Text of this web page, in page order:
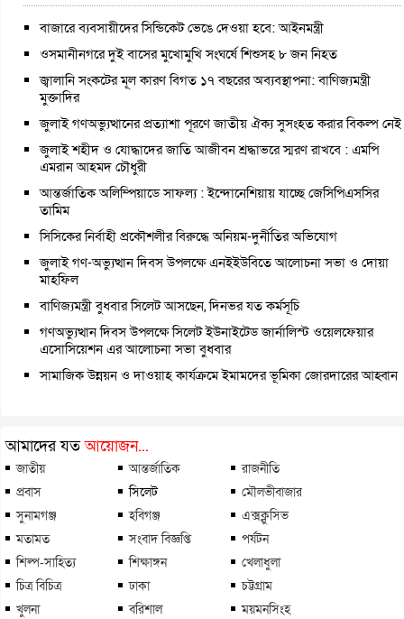
বাজারে ব্যবসায়ীদের সিন্ডিকেট ভেঙে দেওয়া হবে: আইনমন্ত্রী
ওসমানীনগরে দুই বাসের মুখোমুখি সংঘর্ষে শিশুসহ ৮ জন নিহত
জ্বালানি সংকটের মূল কারণ বিগত ১৭ বছরের অব্যবস্থাপনা: বাণিজ্যমন্ত্রী
মুক্তাদির
জুলাই গণঅভ্যুত্থানের প্রত্যাশা পূরণে জাতীয় ঐক্য সুসংহত করার বিকল্প নেই
জুলাই শহীদ ও যোদ্ধাদের জাতি আজীবন শ্রদ্ধাভরে স্মরণ রাখবে : এমপি
এমরান আহমদ চৌধুরী
আন্তর্জাতিক অলিম্পিয়াডে সাফল্য : ইন্দোনেশিয়ায় যাচ্ছে জেসিপিএসসির
তামিম
সিসিকের নির্বাহী প্রকৌশলীর বিরুদ্ধে অনিয়ম-দুর্নীতির অভিযোগ
জুলাই গণ-অভ্যুত্থান দিবস উপলক্ষে এনইইউবিতে আলোচনা সভা ও দোয়া
মাহফিল
বাণিজ্যমন্ত্রী বুধবার সিলেট আসছেন, দিনভর যত কর্মসূচি
গণঅভ্যুত্থান দিবস উপলক্ষে সিলেট ইউনাইটেড জার্নালিস্ট ওয়েলফেয়ার
এসোসিয়েশন এর আলোচনা সভা বুধবার
সামাজিক উন্নয়ন ও দাওয়াহ কার্যক্রমে ইমামদের ভূমিকা জোরদারের আহ্বান
আমাদের যতআয়োজন...
জাতীয় আন্তর্জাতিক
রাজনীতি
প্রবাস
সিলেট
মৌলভীবাজার
সুনামগঞ্জ
হবিগঞ্জ
এক্সক্লুসিভ
মতামত
সংবাদ বিজ্ঞপ্তি
পর্যটন
শিল্প-সাহিত্য
শিক্ষাঙ্গন
খেলাধুলা
চিত্র বিচিত্র
ঢাকা
চট্টগ্রাম
খুলনা
বরিশাল ময়মনসিংহ